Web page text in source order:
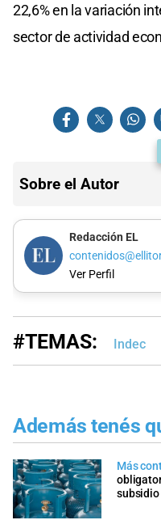
22,6% en la variación
sector de actividad
Sobre el Autor
Redacción EL
Ver Perfil
#TEMAS: Indec
Además tenés
Más
subsidio